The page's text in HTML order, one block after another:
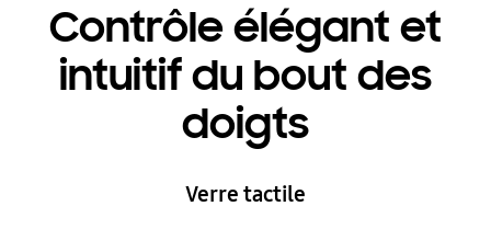
Contrôle élégant et
intuitif du bout des
doigts
Verre tactile